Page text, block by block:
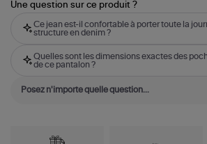
Une question sur ce produit ?
Ce jean est-il confortable à porter toute la
structure en denim ?
Quelles sont les dimensions exactes des
de ce pantalon ?